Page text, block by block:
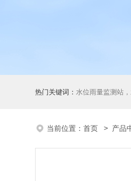
热门关键词： 水位雨量监测站
当前位置： 首页 > 产品